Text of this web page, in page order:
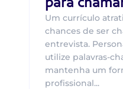
Um currículo
chances de ser
entrevista.
utilize palavras-
mantenha um
profissional...